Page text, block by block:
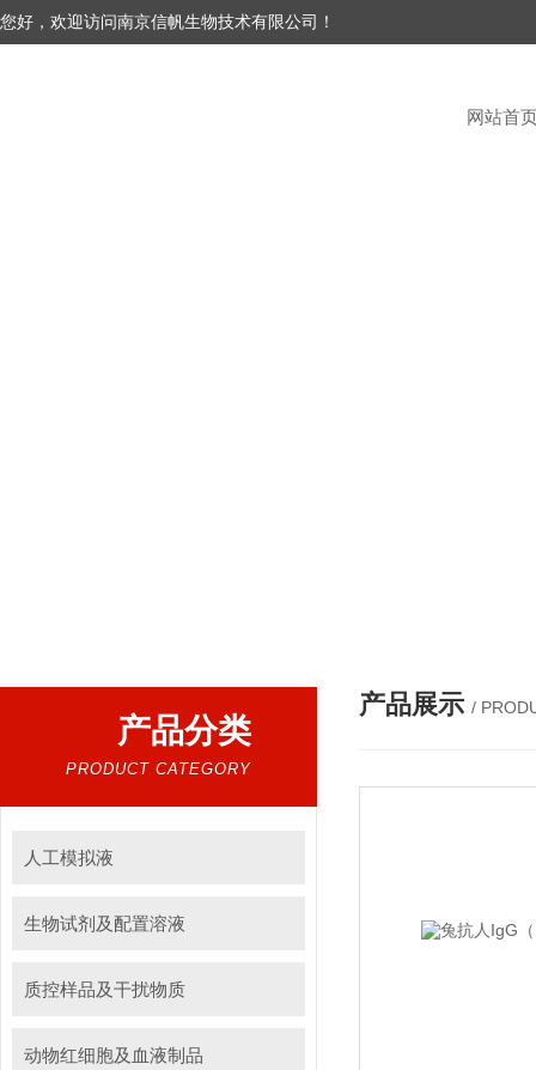
您好，欢迎访问南京信帆生物技术有限公司！
网站首
产品分类
PRODUCT CATEGORY
人工模拟液
生物试剂及配置溶液
质控样品及干扰物质
动物红细胞及血液制品
产品展示 /